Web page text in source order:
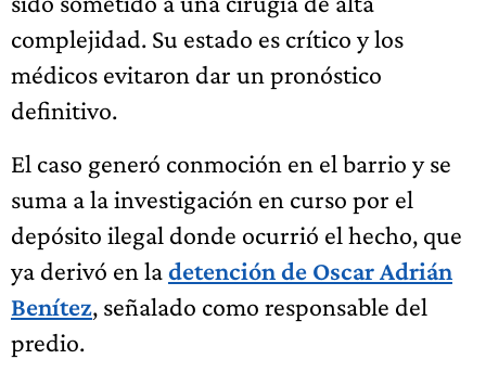
complejidad. Su estado es crítico y los
médicos evitaron dar un pronóstico
definitivo.
El caso generó conmoción en el barrio y se
suma a la investigación en curso por el
depósito ilegal donde ocurrió el hecho, que
ya derivó en ladetención de Oscar Adrián
Benítez, señalado como responsable del
predio.